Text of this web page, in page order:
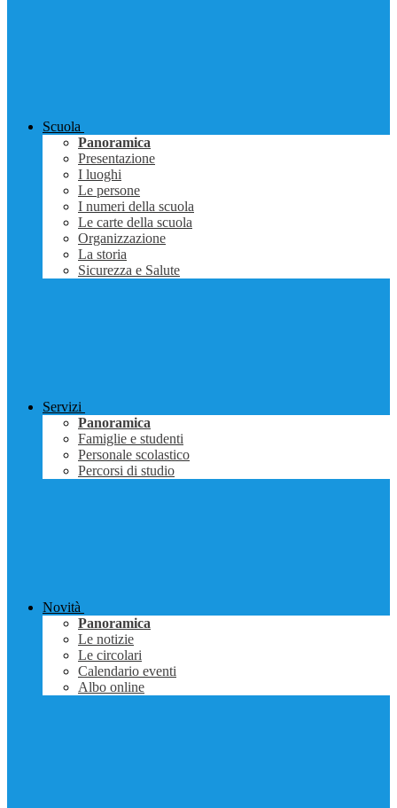
Scuola
Panoramica
Presentazione
I luoghi
Le persone
I numeri della scuola
Le carte della scuola
Organizzazione
La storia
Sicurezza e Salute
Servizi
Panoramica
Famiglie e studenti
Personale scolastico
Percorsi di studio
Novità
Panoramica
Le notizie
Le circolari
Calendario eventi
Albo online